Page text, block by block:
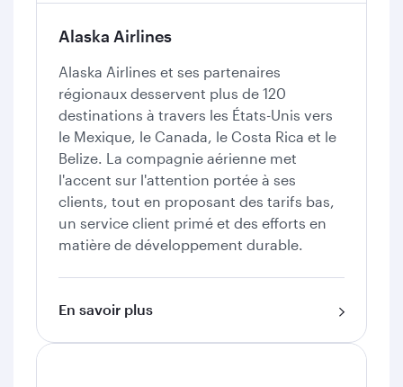
Alaska Airlines
Alaska Airlines et ses partenaires
régionaux desservent plus de 120
destinations à travers les États-Unis vers
le Mexique, le Canada, le Costa Rica et le
Belize. La compagnie aérienne met
l'accent sur l'attention portée à ses
clients, tout en proposant des tarifs bas,
un service client primé et des efforts en
matière de développement durable.
En savoir plus